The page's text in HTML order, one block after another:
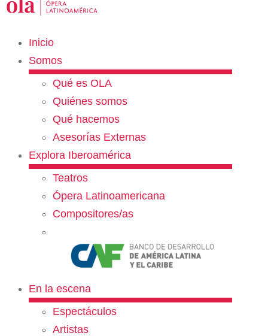
Inicio
Somos
Qué es OLA
Quiénes somos
Qué hacemos
Asesorías Externas
Explora Iberoamérica
Teatros
Ópera Latinoamericana
Compositores/as
En la escena
Espectáculos
Artistas